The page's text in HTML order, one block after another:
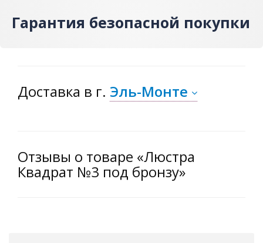
Гарантия безопасной покупки
Доставка в г. Эль-Монте
Отзывы о товаре «Люстра
Квадрат №3 под бронзу»